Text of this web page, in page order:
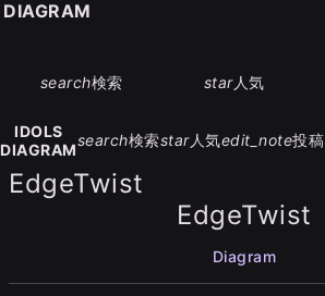
search検索 star人気
IDOLS
DIAGRAM
search検索star人気edit_note投稿
EdgeTwist
EdgeTwist
Diagram